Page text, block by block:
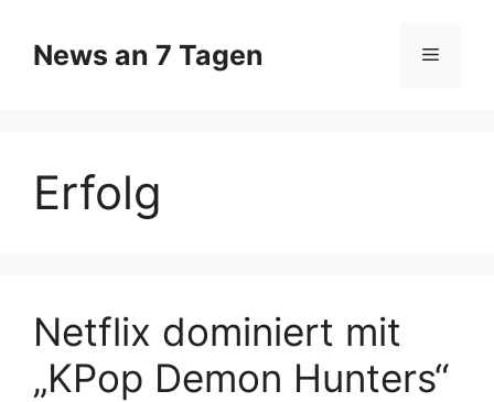
Inhalt
springen
News an 7 Tagen Menü
Erfolg
Netflix dominiert mit
„KPop Demon Hunters“